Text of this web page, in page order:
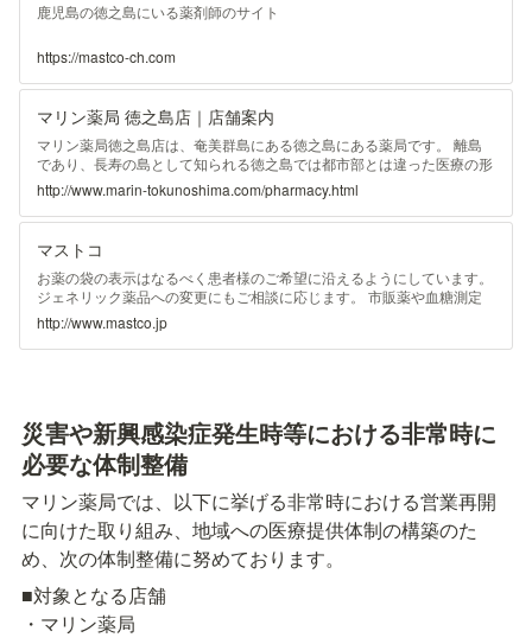
鹿児島の徳之島にいる薬剤師のサイト
https://mastco-ch.com
マリン薬局 徳之島店｜店舗案内
マリン薬局徳之島店は、奄美群島にある徳之島にある薬局です。 離島
であり、長寿の島として知られる徳之島では都市部とは違った医療の形
があります。 患者さま一人一人との対話を大事にする薬局を目指して
おります。
http://www.marin-tokunoshima.com/pharmacy.html
マストコ
お薬の袋の表示はなるべく患者様のご希望に沿えるようにしています。
ジェネリック薬品への変更にもご相談に応じます。 市販薬や血糖測定
針などの販売・お取り寄せを行っています。 2020/03/02 健康教室を開
催いたしました。New詳細は こちら(PDF) 2019/09/05 健康教室を開催
いたしました。詳細は こちら(PDF) 2019/06/28 健康教室の結果のご案
開催いたしました。詳細は こちら(PDF) 2017/11/01 終活セミナーが満
員御礼で終了しました！詳細は こちら(PDF) 2017/11/01 当社の活動が
業界紙に取り上げられました。詳細は こちら(PDF) 2017/10/18 地域向
2017/05/12 ヨシダメディカルグループは事業統一により、社名がマス
トコ変わりました。
http://www.mastco.jp
災害や新興感染症発生時等における非常時に
必要な体制整備
マリン薬局では、以下に挙げる非常時における営業再開
に向けた取り組み、地域への医療提供体制の構築のた
め、次の体制整備に努めております。
■対象となる店舗
・マリン薬局